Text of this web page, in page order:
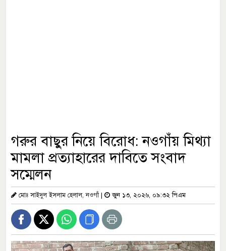
গরুর বাছুর নিয়ে বিরোধ: নওগাঁয় মিথ্যা
মামলা প্রত্যাহারের দাবিতে সংবাদ
সম্মেলন
মোঃ সাইদুল ইসলাম হেলাল, নওগাঁ| জুন ১৩, ২০২৬, ০৯:৩২ পিএম